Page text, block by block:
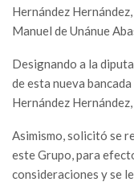
Hernández
Manuel de Unánue
Designando a la
de esta nueva
Hernández
Asimismo, solicitó se
este Grupo, para
consideraciones y se